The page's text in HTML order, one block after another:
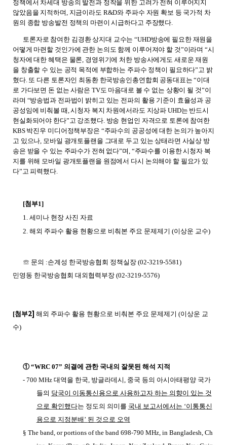
정책에서 차세대 방송의 발전과 정착을 위한 고려가 전혀 이루어지지
않았음을 지적하며 지금이라도 R&D와 주파수 자원 확보 등 국가적 차
원의 종합 방송발전 정책의 마련이 시급하다고 주장했다
토론자로 참여한 김경환 상지대 교수는“UHD방송에 필요한 재원을
어떻게 마련할 것인가에 관한 논의도 함께 이루어져야 할 것”이라며“시
청자에 대한 혜택은 물론 경영위기에 처한 방송사에게도 새로운 재원
을 창출할 수 있는 공적 목적에 부합하는 주파수 정책이 필요하다” 고 밝
혔다. 또 다른 토론자인 최동환 한국방송인총연합회 공동대표는“이대
로 가다보면 돈 없는 사람은 TV도 마음대로 볼 수 없는 상황이 될 것”이
라며 “방송법과 전파법이 밝히고 있는 전파의 활용 기준이 효율성과 공
공성임에 비춰볼 때 ,시청자 복지 차원에서라도 지상파UHD는 반드시
현실화되어야 한다” 고 강조했다. 방송 현업인 자격으로 토론에 참여한
KBS 박진우 미디어정책부장은 “주파수의 공공성에 대한 논의가 높아지
고 있으나 모바일 광개토플랜을 그대로 두고 있는 상태라면 사실상 방
송은 받을 수 있는 주파수가 전혀 없다”며 , “주파수를 이용한 시청자 복
지를 위해 모바일 광개토플랜을 원점에서 다시 논의해야 할 필요가 있
다” 고 피력했다.
[첨부1]
1. 세미나 현장 사진 자료
2. 해외 주파수 활용 현황으로 비춰본 주요 문제제기 (이상운 교수)
☏ 문의 :손계성 한국방송협회 정책실장 (02-3219-5581)
민영동 한국방송협회 대외협력부장 (02-3219-5576)
[첨부2] 해외 주파수 활용 현황으로 비춰본 주요 문제제기 (이상운 교
수)
①“WRC 07” 의결에 관한 국내의 잘못된 해석 지적
- 700 MHz 대역을 한국 방글라데시 중국 등의 아시아태평양 국가
들의 당국이 이동통신용으로 사용하고자 하는 의향이 있는 것
으로 확인했다는 정도의 의미를 국내 보고서에서는 ‘이통통신
용으로 지정분배 ’ 된 것으로 오역
§ The band, or portions of the band 698-790 MHz, in Bangladesh, Ch